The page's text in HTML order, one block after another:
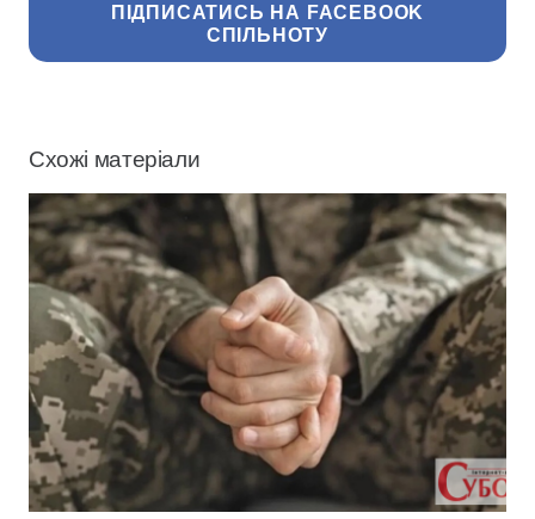
ПІДПИСАТИСЬ НА FACEBOOK
СПІЛЬНОТУ
Схожі матеріали